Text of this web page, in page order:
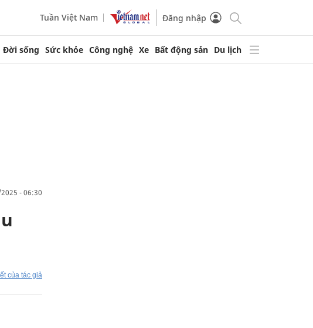
Tuần Việt Nam Đăng nhập
Đời sống Sức khỏe Công nghệ Xe Bất động sản Du lịch
- 06:30
của tác giả